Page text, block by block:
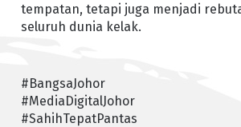
tempatan, tetapi juga menjadi
seluruh dunia kelak.
#BangsaJohor
#MediaDigitalJohor
#SahihTepatPantas